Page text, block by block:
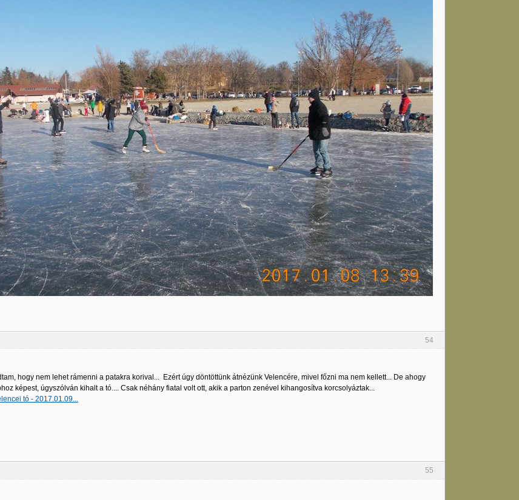
54
hogy nem lehet rámenni a patakra korival... Ezért úgy döntöttünk átnézünk Velencére, mivel főzni ma nem kellett... De ahogy
képest, úgyszólván kihalt a tó.... Csak néhány fiatal volt ott, akik a parton zenével kihangosítva korcsolyáztak...
tó - 2017.01.09...
55